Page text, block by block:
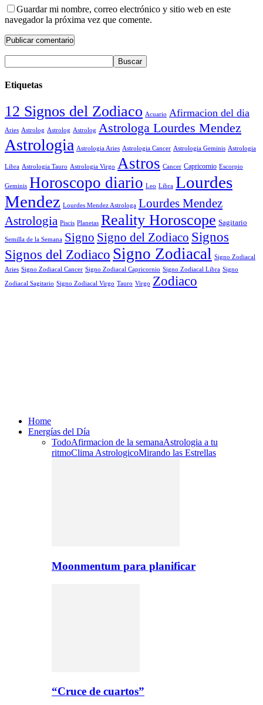
Guardar mi nombre, correo electrónico y sitio web en este
navegador la próxima vez que comente.
Etiquetas
12 Signos del Zodiaco Acuario Afirmacion del dia
Aries Astrolog Astrolog Astrolog Astrologa Lourdes Mendez
Astrologia Astrologia Aries Astrologia Cancer Astrologia Geminis Astrologia
Libra Astrologia Tauro Astrologia Virgo Astros Cancer Capricornio Escorpio
Geminis Horoscopo diario Leo Libra Lourdes
Mendez Lourdes Mendez Astrologa Lourdes Mendez
Astrologia Piscis Planetas Reality Horoscope Sagitario
Semilla de la Semana Signo Signo del Zodiaco Signos
Signos del Zodiaco Signo Zodiacal Signo Zodiacal
Aries Signo Zodiacal Cancer Signo Zodiacal Capricornio Signo Zodiacal Libra Signo
Zodiacal Sagitario Signo Zodiacal Virgo Tauro Virgo Zodiaco
Home
Energías del Día
TodoAfirmacion de la semanaAstrologia a tu
ritmoClima AstrologicoMirando las Estrellas
Moonmentum para planificar
“Cruce de cuartos”